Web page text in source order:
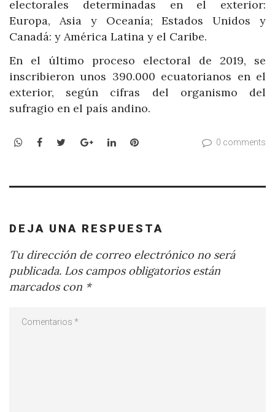
electorales determinadas en el exterior:
Europa, Asia y Oceanía; Estados Unidos y
Canadá: y América Latina y el Caribe.
En el último proceso electoral de 2019, se
inscribieron unos 390.000 ecuatorianos en el
exterior, según cifras del organismo del
sufragio en el país andino.
WhatsApp
Facebook
TwitterGoogle+LinkedInPinterest 0 comments
DEJA UNA RESPUESTA
Tu dirección de correo electrónico no será
publicada. Los campos obligatorios están
marcados con *